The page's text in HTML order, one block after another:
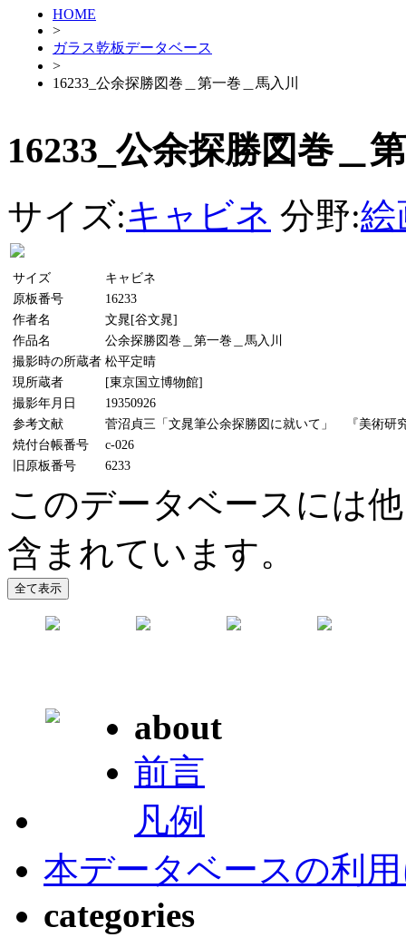
HOME
>
ガラス乾板データベース
>
16233_公余探勝図巻＿第一巻＿馬入川
16233_公余探勝図巻＿
サイズ:キャビネ 分野:絵
サイズ
キャビネ
原板番号
16233
作者名
文晁[谷文晁]
作品名
公余探勝図巻＿第一巻＿馬入川
撮影時の所蔵者 松平定晴
現所蔵者
[東京国立博物館]
撮影年月日
19350926
参考文献
菅沼貞三「文晁筆公余探勝図に就いて」 『美術研
焼付台帳番号
c-026
旧原板番号
6233
このデータベースには
含まれています。
about
前言
凡例
本データベースの利
categories